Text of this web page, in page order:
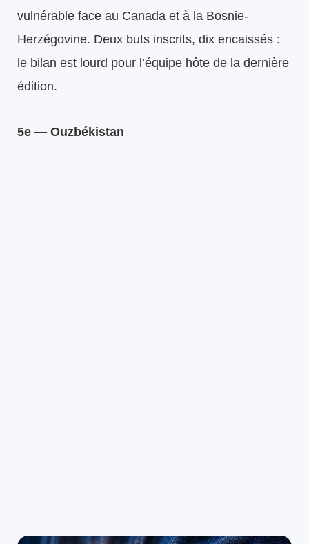
vulnérable face au Canada et à la Bosnie-
Herzégovine. Deux buts inscrits, dix encaissés :
le bilan est lourd pour l’équipe hôte de la dernière
édition.
5e — Ouzbékistan